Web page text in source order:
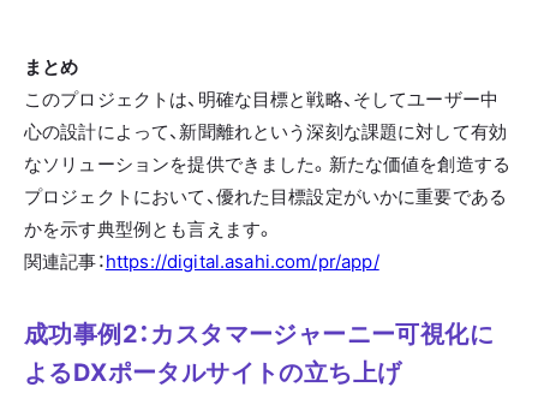
まとめ
このプロジェクトは、明確な目標と戦略、そしてユーザー中
心の設計によって、新聞離れという深刻な課題に対して有効
なソリューションを提供できました。新たな価値を創造する
プロジェクトにおいて、優れた目標設定がいかに重要である
かを示す典型例とも言えます。
関連記事：https://digital.asahi.com/pr/app/
成功事例2：カスタマージャーニー可視化に
よるDXポータルサイトの立ち上げ